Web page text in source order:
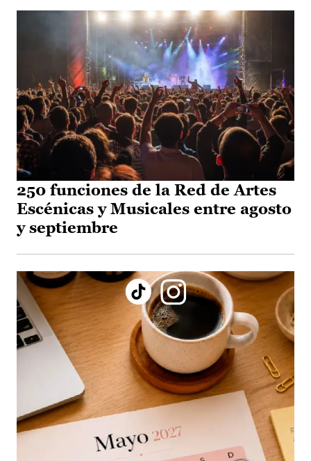
250 funciones de la Red de Artes
Escénicas y Musicales entre agosto
y septiembre